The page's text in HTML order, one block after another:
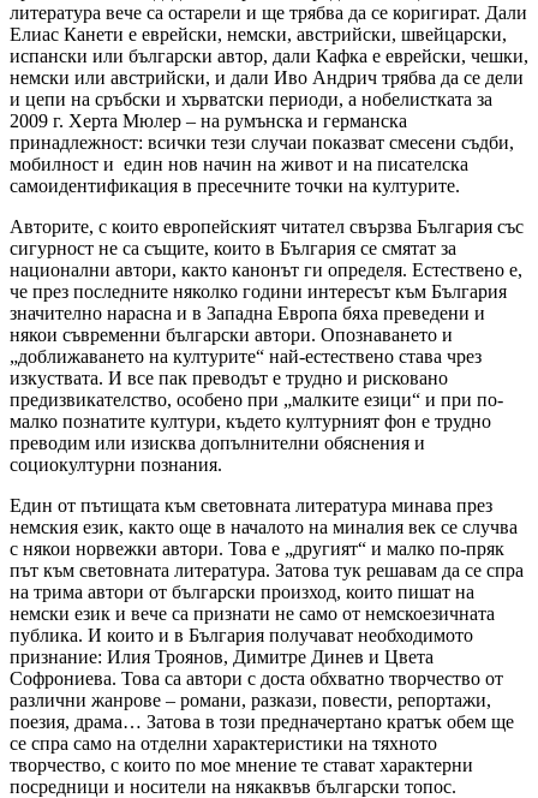
литература вече са остарели и ще трябва да се коригират. Дали
Елиас Канети е еврейски, немски, австрийски, швейцарски,
испански или български автор, дали Кафка е еврейски, чешки,
немски или австрийски, и дали Иво Андрич трябва да се дели
и цепи на сръбски и хърватски периоди, а нобелистката за
2009 г. Херта Мюлер – на румънска и германска
принадлежност: всички тези случаи показват смесени съдби,
мобилност и един нов начин на живот и на писателска
самоидентификация в пресечните точки на културите.
Авторите, с които европейският читател свързва България със
сигурност не са същите, които в България се смятат за
национални автори, както канонът ги определя. Естествено е,
че през последните няколко години интересът към България
значително нарасна и в Западна Европа бяха преведени и
някои съвременни български автори. Опознаването и
„доближаването на културите“ най-естествено става чрез
изкуствата. И все пак преводът е трудно и рисковано
предизвикателство, особено при „малките езици“ и при по-
малко познатите култури, където културният фон е трудно
преводим или изисква допълнителни обяснения и
социокултурни познания.
Един от пътищата към световната литература минава през
немския език, както още в началото на миналия век се случва
с някои норвежки автори. Това е „другият“ и малко по-пряк
път към световната литература. Затова тук решавам да се спра
на трима автори от български произход, които пишат на
немски език и вече са признати не само от немскоезичната
публика. И които и в България получават необходимото
признание: Илия Троянов, Димитре Динев и Цвета
Софрониева. Това са автори с доста обхватно творчество от
различни жанрове – романи, разкази, повести, репортажи,
поезия, драма… Затова в този предначертано кратък обем ще
се спра само на отделни характеристики на тяхното
творчество, с които по мое мнение те стават характерни
посредници и носители на някаквъв български топос.